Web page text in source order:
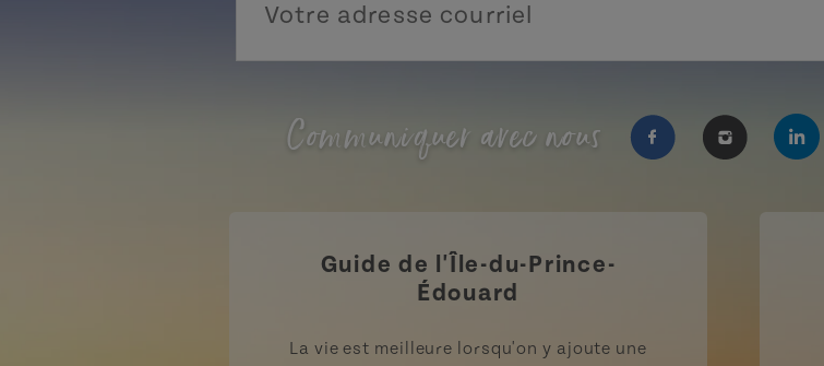
Communiquer avec nous
Guide de l'Île-du-Prince-
Édouard
La vie est meilleure lorsqu'on y ajoute une